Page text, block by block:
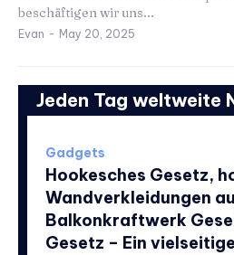
beschäftigen wir uns...
Evan - May 20, 2025
Jeden Tag weltweite
Gadgets
Hookesches Gesetz,
Wandverkleidungen
Balkonkraftwerk
Gesetz – Ein